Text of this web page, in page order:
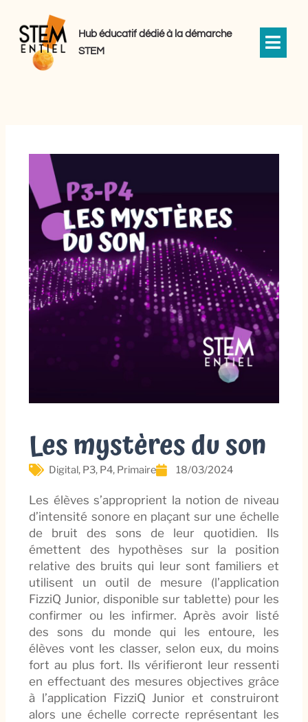
contenu
Hub éducatif dédié à la démarche
STEM
Les mystères du son
Digital, P3, P4, Primaire 18/03/2024
Les élèves s’approprient la notion de niveau
d’intensité sonore en plaçant sur une échelle
de bruit des sons de leur quotidien. Ils
émettent des hypothèses sur la position
relative des bruits qui leur sont familiers et
utilisent un outil de mesure (l’application
FizziQ Junior, disponible sur tablette) pour les
confirmer ou les infirmer. Après avoir listé
des sons du monde qui les entoure, les
élèves vont les classer, selon eux, du moins
fort au plus fort. Ils vérifieront leur ressenti
en effectuant des mesures objectives grâce
à l’application FizziQ Junior et construiront
alors une échelle correcte représentant les